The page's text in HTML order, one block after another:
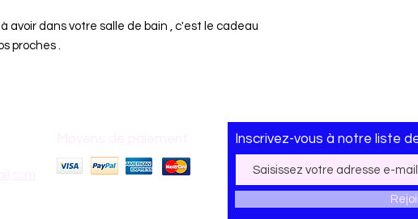
avoir dans votre salle de bain , c'est le cadeau
proches .
Inscrivez-vous à notre liste